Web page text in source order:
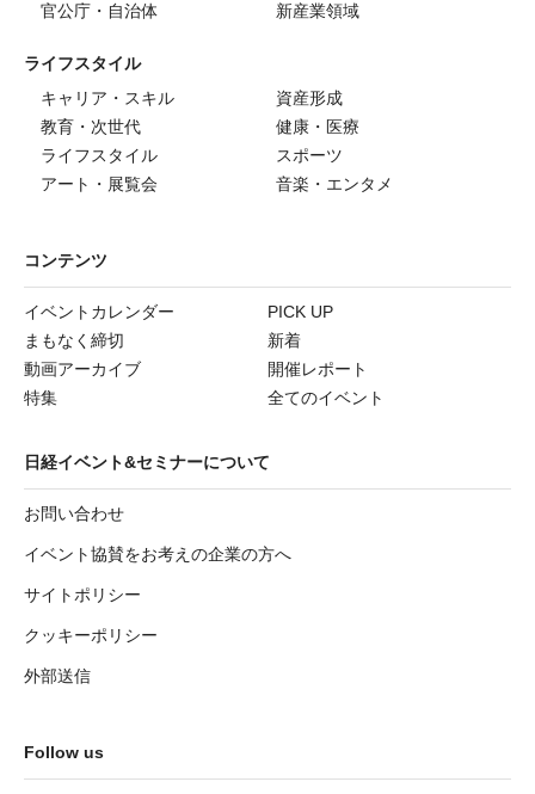
官公庁・自治体
新産業領域
ライフスタイル
キャリア・スキル
資産形成
教育・次世代
健康・医療
ライフスタイル
スポーツ
アート・展覧会
音楽・エンタメ
コンテンツ
イベントカレンダー
PICK UP
まもなく締切
新着
動画アーカイブ
開催レポート
特集
全てのイベント
日経イベント&セミナーについて
お問い合わせ
イベント協賛をお考えの企業の方へ
サイトポリシー
クッキーポリシー
外部送信
Follow us